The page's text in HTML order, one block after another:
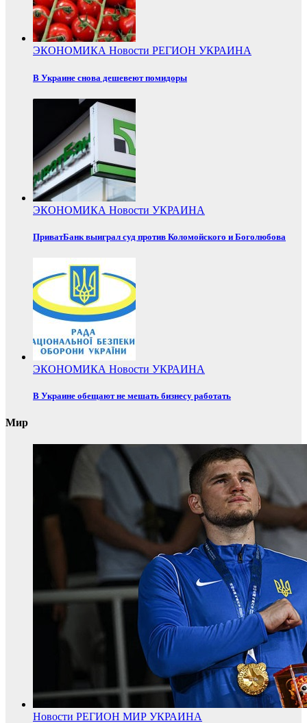
ЭКОНОМИКА Новости РЕГИОН УКРАИНА
В Украине снова дешевеют помидоры
ЭКОНОМИКА Новости УКРАИНА
ПриватБанк выиграл суд против Коломойского и Боголюбова
ЭКОНОМИКА Новости УКРАИНА
В Украине обещают не мешать бизнесу работать
Мир
Новости РЕГИОН МИР УКРАИНА